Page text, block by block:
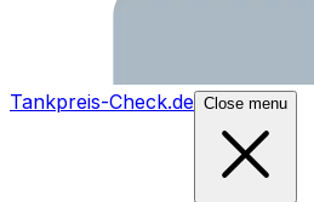
Tankpreis-Check.de Close menu